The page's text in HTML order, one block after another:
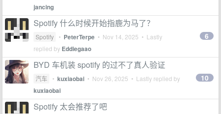
jancing
Spotify 什么时候开始指鹿为马了？
Spotify • PeterTerpe • Nov 14, 2025 • Lastly
replied by Eddiegaao
6
BYD 车机装 spotify 的过不了真人验证
汽车 • kuxiaobai • Nov 26, 2025 • Lastly replied by
kuxiaobai
10
Spotify 太会推荐了吧